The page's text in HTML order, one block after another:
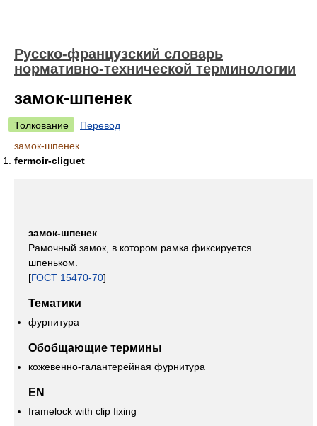
Русско-французский словарь
нормативно-технической терминологии
замок-шпенек
Толкование
Перевод
замок-шпенек
fermoir-cliguet
замок-шпенек
Рамочный замок, в котором рамка фиксируется
шпеньком.
[ГОСТ 15470-70]
Тематики
фурнитура
Обобщающие термины
кожевенно-галантерейная фурнитура
EN
framelock with clip fixing